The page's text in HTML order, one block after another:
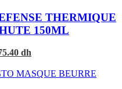
THERMIQUE
150ML
dh
is: